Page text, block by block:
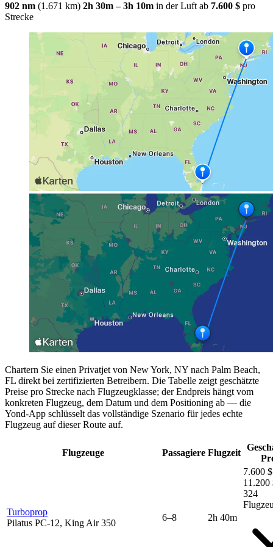
902 nm (1.671 km) 2h 30m – 3h 10m in der Luft ab 7.600 $ pro
Strecke
Chartern Sie einen Privatjet von New York, NY nach Palm Beach,
FL direkt bei zertifizierten Betreibern. Die Tabelle zeigt geschätzte
Preise pro Strecke nach Flugzeugklasse; der Endpreis hängt vom
konkreten Flugzeug, dem Datum und dem Positioning ab — die
Yond-App schlüsselt das vollständige Szenario für jedes echte
Flugzeug auf dieser Route auf.
Flugzeuge Passagiere Flugzeit
Turboprop
Pilatus PC-12, King Air 350
6–8 2h 40m
7.600
11.200
324